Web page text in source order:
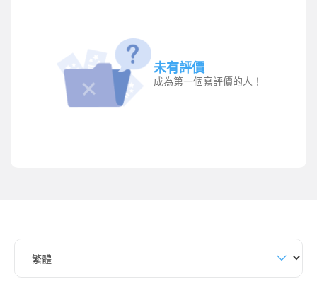
未有評價
成為第一個寫評價的人！